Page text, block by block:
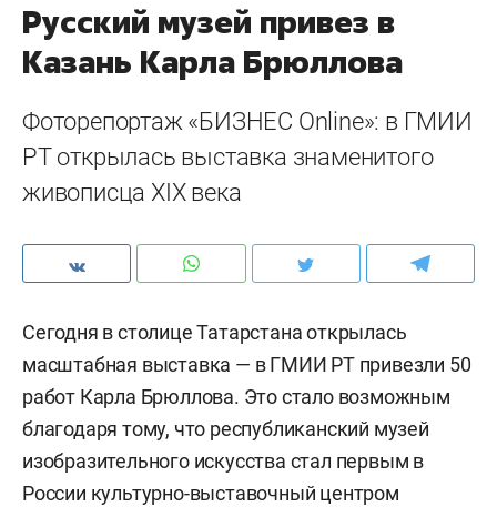
Русский музей привез в
Казань Карла Брюллова
Фоторепортаж «БИЗНЕС Online»: в ГМИИ
РТ открылась выставка знаменитого
живописца XIX века
Сегодня в столице Татарстана открылась
масштабная выставка — в ГМИИ РТ привезли 50
работ Карла Брюллова. Это стало возможным
благодаря тому, что республиканский музей
изобразительного искусства стал первым в
России культурно-выставочный центром